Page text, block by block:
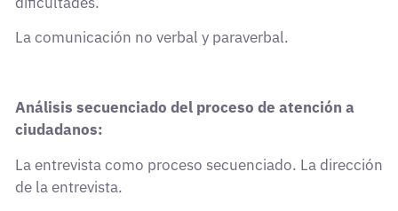
La comunicación no verbal y paraverbal.
Análisis secuenciado del proceso de atención a
ciudadanos:
La entrevista como proceso secuenciado. La dirección
de la entrevista.